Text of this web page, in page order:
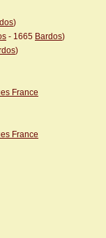
)
- 1665 Bardos)
)
France
France